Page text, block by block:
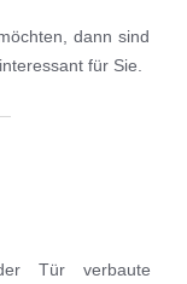
dann sind
für Sie.
Tür verbaute